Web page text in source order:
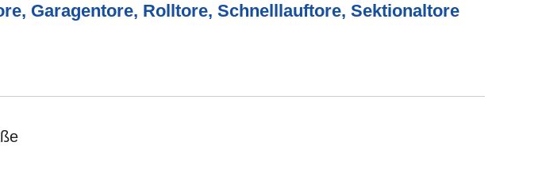
Garagentore, Rolltore, Schnelllauftore, Sektionaltore